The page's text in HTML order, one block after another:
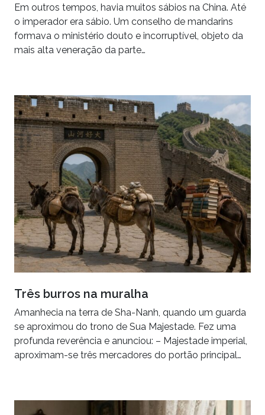
Em outros tempos, havia muitos sábios na China. Até
o imperador era sábio. Um conselho de mandarins
formava o ministério douto e incorruptível, objeto da
mais alta veneração da parte…
Três burros na muralha
Amanhecia na terra de Sha-Nanh, quando um guarda
se aproximou do trono de Sua Majestade. Fez uma
profunda reverência e anunciou: – Majestade imperial,
aproximam-se três mercadores do portão principal…